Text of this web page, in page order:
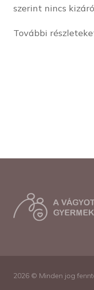
szerint nincs
További
2026 © Minden jog